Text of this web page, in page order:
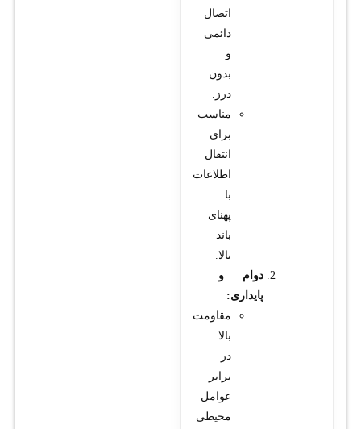
اتصال
دائمی
و
بدون
درز.
مناسب
برای
انتقال
اطلاعات
با
پهنای
باند
بالا.
دوام و
پایداری:
مقاومت
بالا
در
برابر
عوامل
محیطی